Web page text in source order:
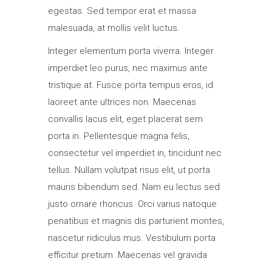
egestas. Sed tempor erat et massa
malesuada, at mollis velit luctus.
Integer elementum porta viverra. Integer
imperdiet leo purus, nec maximus ante
tristique at. Fusce porta tempus eros, id
laoreet ante ultrices non. Maecenas
convallis lacus elit, eget placerat sem
porta in. Pellentesque magna felis,
consectetur vel imperdiet in, tincidunt nec
tellus. Nullam volutpat risus elit, ut porta
mauris bibendum sed. Nam eu lectus sed
justo ornare rhoncus. Orci varius natoque
penatibus et magnis dis parturient montes,
nascetur ridiculus mus. Vestibulum porta
efficitur pretium. Maecenas vel gravida